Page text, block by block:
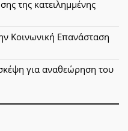
της κατειλημμένης
Κοινωνική Επανάσταση
για αναθεώρηση του